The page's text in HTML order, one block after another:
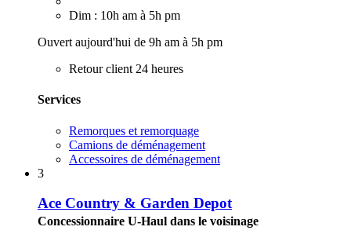
Dim : 10h am à 5h pm
Ouvert aujourd'hui de 9h am à 5h pm
Retour client 24 heures
Services
Remorques et remorquage
Camions de déménagement
Accessoires de déménagement
3
Ace Country & Garden Depot
Concessionnaire U-Haul dans le voisinage